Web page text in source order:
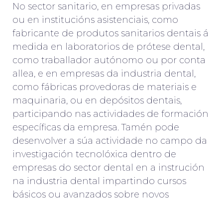
No sector sanitario, en empresas privadas
ou en institucións asistenciais, como
fabricante de produtos sanitarios dentais á
medida en laboratorios de prótese dental,
como traballador autónomo ou por conta
allea, e en empresas da industria dental,
como fábricas provedoras de materiais e
maquinaria, ou en depósitos dentais,
participando nas actividades de formación
específicas da empresa. Tamén pode
desenvolver a súa actividade no campo da
investigación tecnolóxica dentro de
empresas do sector dental en a instrución
na industria dental impartindo cursos
básicos ou avanzados sobre novos